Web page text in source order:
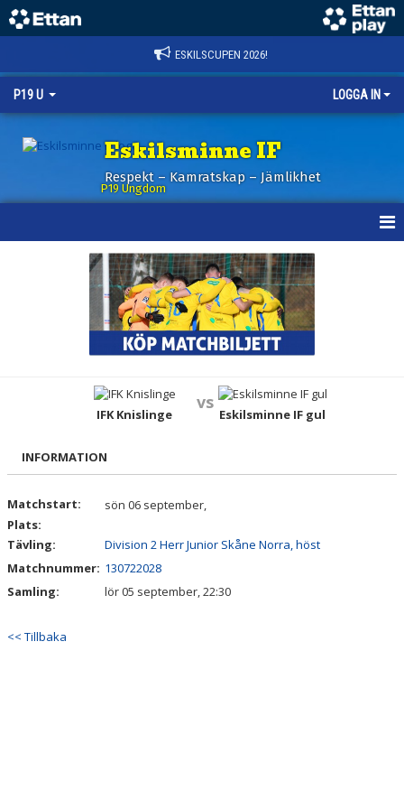
ESKILSCUPEN 2026!
P19 U LOGGA IN
Eskilsminne IF
Respekt – Kamratskap – Jämlikhet
P19 Ungdom
BILDGALLERI
KONTAKT
IFK Knislinge
vs
Eskilsminne IF gul
INFORMATION
Matchstart:
sön 06 september,
Plats:
Tävling:
Division 2 Herr Junior Skåne Norra, höst
Matchnummer: 130722028
Samling:
lör 05 september, 22:30
<< Tillbaka